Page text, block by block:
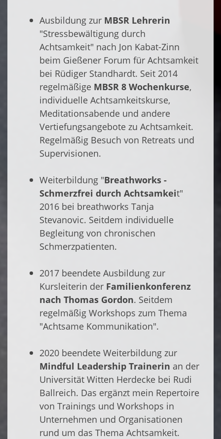
Ausbildung zur MBSR Lehrerin
"Stressbewältigung durch
Achtsamkeit" nach Jon Kabat-Zinn
beim Gießener Forum für Achtsamkeit
bei Rüdiger Standhardt. Seit 2014
regelmäßige MBSR 8 Wochenkurse,
individuelle Achtsamkeitskurse,
Meditationsabende und andere
Vertiefungsangebote zu Achtsamkeit.
Regelmäßig Besuch von Retreats und
Supervisionen.
Weiterbildung "Breathworks -
Schmerzfrei durch Achtsamkeit"
2016 bei breathworks Tanja
Stevanovic. Seitdem individuelle
Begleitung von chronischen
Schmerzpatienten.
2017 beendete Ausbildung zur
Kursleiterin der Familienkonferenz
nach Thomas Gordon. Seitdem
regelmäßig Workshops zum Thema
"Achtsame Kommunikation".
2020 beendete Weiterbildung zur
Mindful Leadership Trainerin an der
Universität Witten Herdecke bei Rudi
Ballreich. Das ergänzt mein Repertoire
von Trainings und Workshops in
Unternehmen und Organisationen
rund um das Thema Achtsamkeit.